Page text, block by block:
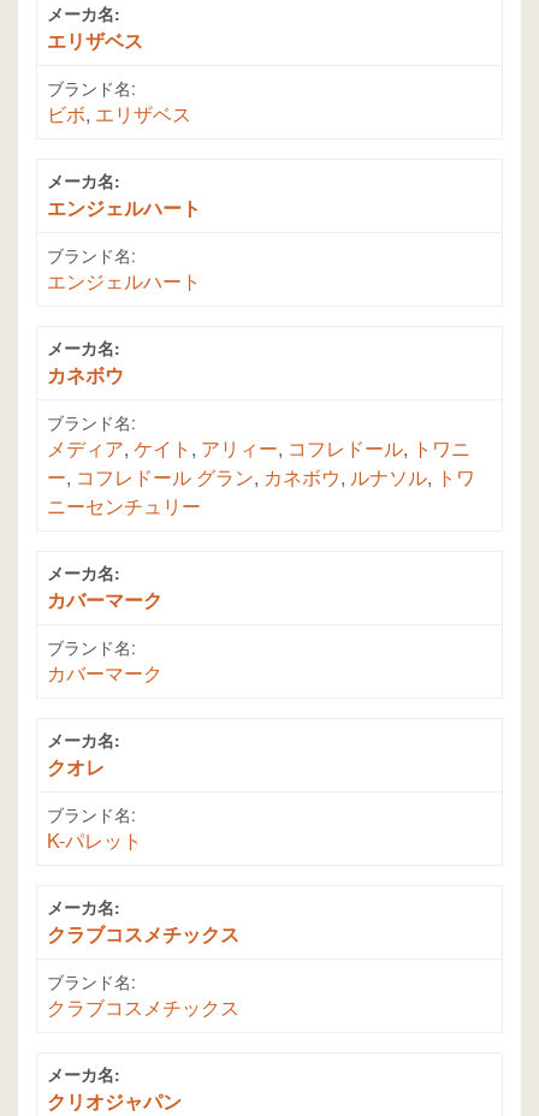
メーカ名:
エリザベス
ブランド名:
ビボ, エリザベス
メーカ名:
エンジェルハート
ブランド名:
エンジェルハート
メーカ名:
カネボウ
ブランド名:
メディア, ケイト , アリィー, コフレドール, トワニ
ー, コフレドール グラン, カネボウ, ルナソル, トワ
ニーセンチュリー
メーカ名:
カバーマーク
ブランド名:
カバーマーク
メーカ名:
クオレ
ブランド名:
K-パレット
メーカ名:
クラブコスメチックス
ブランド名:
クラブコスメチックス
メーカ名:
クリオジャパン